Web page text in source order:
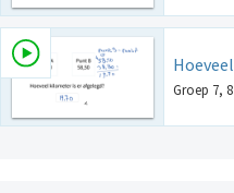
Groep 7, 8